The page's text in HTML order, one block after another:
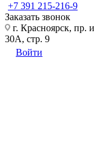
+7 391 215-216-9
Заказать звонок
г. Красноярск, пр.
30А, стр. 9
Войти